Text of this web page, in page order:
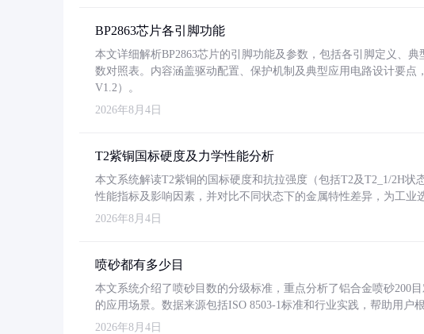
BP2863芯片各引脚功能
本文详细解析BP2863芯片的引脚功能及参数，包括各引脚定义、
数对照表。内容涵盖驱动配置、保护机制及典型应用电路设计要点
V1.2）。
2026年8月4日
T2紫铜国标硬度及力学性能分析
本文系统解读T2紫铜的国标硬度和抗拉强度（包括T2及T2_1/2H状
性能指标及影响因素，并对比不同状态下的金属特性差异，为工业
2026年8月4日
喷砂都有多少目
本文系统介绍了喷砂目数的分级标准，重点分析了铝合金喷砂200
的应用场景。数据来源包括ISO 8503-1标准和行业实践，帮助用户
2026年8月4日